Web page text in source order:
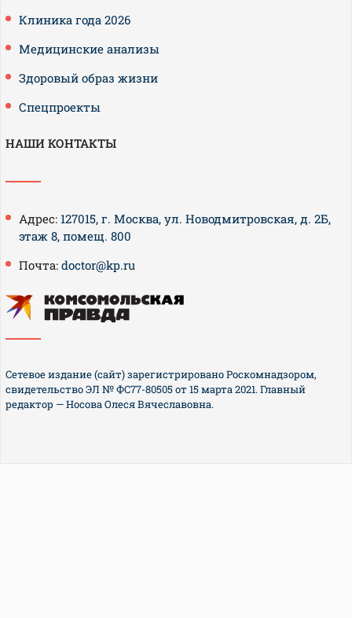
Клиника года 2026
Медицинские анализы
Здоровый образ жизни
Спецпроекты
НАШИ КОНТАКТЫ
Адрес: 127015, г. Москва, ул. Новодмитровская, д. 2Б,
этаж 8, помещ. 800
Почта: doctor@kp.ru
Сетевое издание (сайт) зарегистрировано Роскомнадзором,
свидетельство ЭЛ № ФС77-80505 от 15 марта 2021. Главный
редактор — Носова Олеся Вячеславовна.